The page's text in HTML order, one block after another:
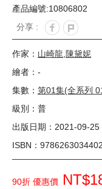
產品編號:10806802
分享 :
作家： 山崎龍,陳黛妮
繪者：-
集數： 第01集(全系列
級別：普
出版日期：2021-09-25
ISBN：9786263034402
90折 優惠價